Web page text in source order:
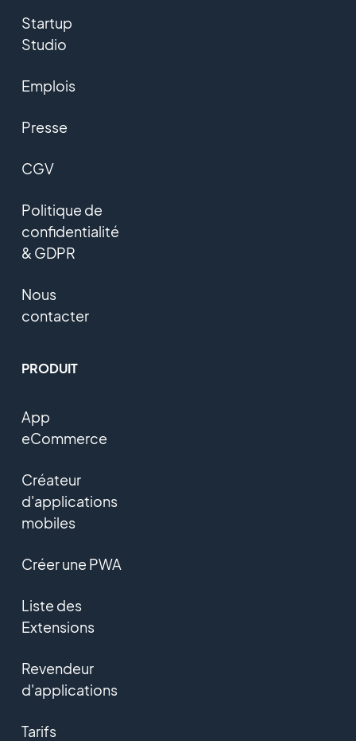
Startup
Studio
Emplois
Presse
CGV
Politique de
confidentialité
& GDPR
Nous
contacter
PRODUIT
App
eCommerce
Créateur
d'applications
mobiles
Créer une PWA
Liste des
Extensions
Revendeur
d'applications
Tarifs